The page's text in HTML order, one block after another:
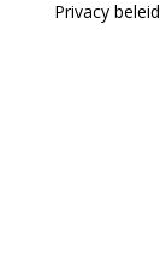
Privacy beleid